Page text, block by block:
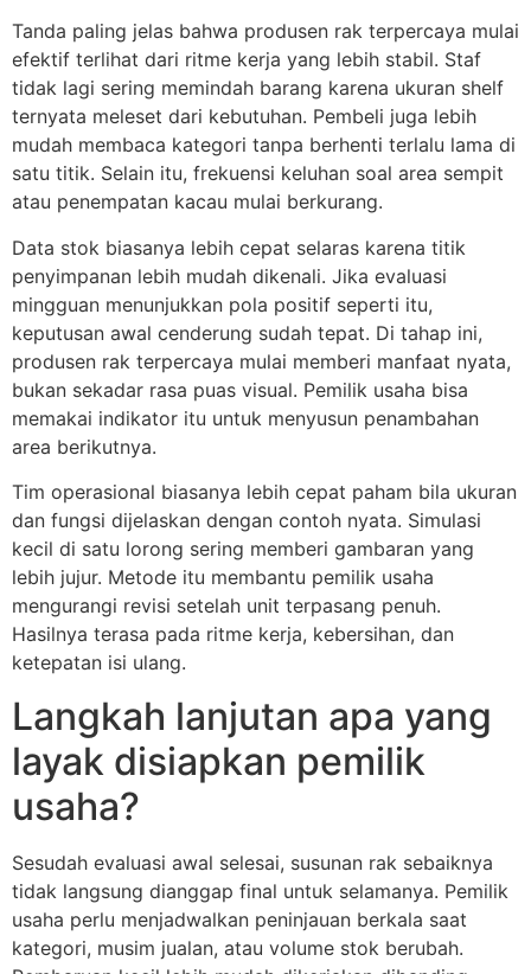
Tanda paling jelas bahwa produsen rak terpercaya mulai
efektif terlihat dari ritme kerja yang lebih stabil. Staf
tidak lagi sering memindah barang karena ukuran shelf
ternyata meleset dari kebutuhan. Pembeli juga lebih
mudah membaca kategori tanpa berhenti terlalu lama di
satu titik. Selain itu, frekuensi keluhan soal area sempit
atau penempatan kacau mulai berkurang.
Data stok biasanya lebih cepat selaras karena titik
penyimpanan lebih mudah dikenali. Jika evaluasi
mingguan menunjukkan pola positif seperti itu,
keputusan awal cenderung sudah tepat. Di tahap ini,
produsen rak terpercaya mulai memberi manfaat nyata,
bukan sekadar rasa puas visual. Pemilik usaha bisa
memakai indikator itu untuk menyusun penambahan
area berikutnya.
Tim operasional biasanya lebih cepat paham bila ukuran
dan fungsi dijelaskan dengan contoh nyata. Simulasi
kecil di satu lorong sering memberi gambaran yang
lebih jujur. Metode itu membantu pemilik usaha
mengurangi revisi setelah unit terpasang penuh.
Hasilnya terasa pada ritme kerja, kebersihan, dan
ketepatan isi ulang.
Langkah lanjutan apa yang
layak disiapkan pemilik
usaha?
Sesudah evaluasi awal selesai, susunan rak sebaiknya
tidak langsung dianggap final untuk selamanya. Pemilik
usaha perlu menjadwalkan peninjauan berkala saat
kategori, musim jualan, atau volume stok berubah.